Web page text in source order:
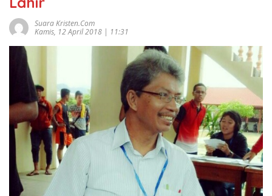
Suara Kristen.com
Kamis, 12 April 2018 | 11:31